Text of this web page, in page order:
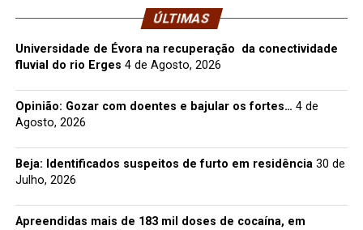
ÚLTIMAS
Universidade de Évora na recuperação da conectividade
fluvial do rio Erges 4 de Agosto, 2026
Opinião: Gozar com doentes e bajular os fortes… 4 de
Agosto, 2026
Beja: Identificados suspeitos de furto em residência 30 de
Julho, 2026
Apreendidas mais de 183 mil doses de cocaína, em